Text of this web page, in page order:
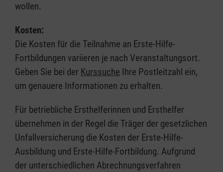
wollen.
Kosten:
Die Kosten für die Teilnahme an Erste-Hilfe-
Fortbildungen variieren je nach Veranstaltungsort.
Geben Sie bei der Kurssuche Ihre Postleitzahl ein,
um genauere Informationen zu erhalten.
Für betriebliche Ersthelferinnen und Ersthelfer
übernehmen in der Regel die Träger der gesetzlichen
Unfallversicherung die Kosten der Erste-Hilfe-
Ausbildung und Erste-Hilfe-Fortbildung. Aufgrund
der unterschiedlichen Abrechnungsverfahren